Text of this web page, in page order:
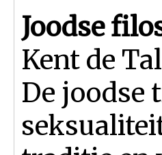
Joodse
Kent de
De joodse